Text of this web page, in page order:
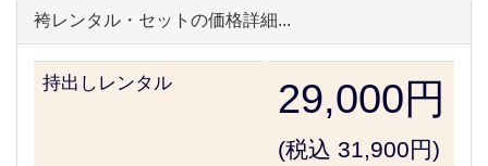
袴レンタル・セットの価格詳細...
持出しレンタル 29,000円
(税込 31,900円)